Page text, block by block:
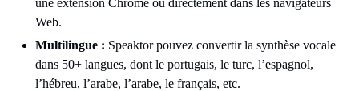
une extension Chrome ou directement dans les navigateurs
Web.
Multilingue : Speaktor pouvez convertir la synthèse vocale
dans 50+ langues, dont le portugais, le turc, l’espagnol,
l’hébreu, l’arabe, l’arabe, le français, etc.